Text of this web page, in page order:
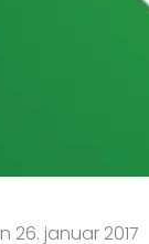
26. januar 2017